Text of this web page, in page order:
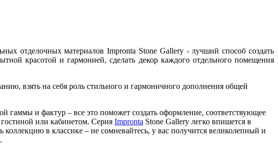
отделочных материалов Impronta Stone Gallery - лучший способ создать
красотой и гармонией, сделать декор каждого отдельного помещения
взять на себя роль стильного и гармоничного дополнения общей
гаммы и фактур – все это поможет создать оформление, соответствующее
или кабинетом. Серия Impronta Stone Gallery легко впишется в
в классике – не сомневайтесь, у вас получится великолепный и